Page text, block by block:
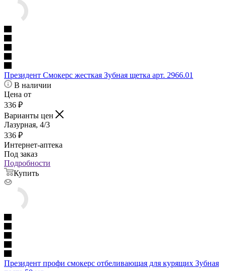
Президент Смокерс жесткая Зубная щетка арт. 2966.01
В наличии
Цена от
336 ₽
Варианты цен
Лазурная, 4/3
336 ₽
Интернет-аптека
Под заказ
Подробности
Купить
Президент профи смокерс отбеливающая для курящих Зубная